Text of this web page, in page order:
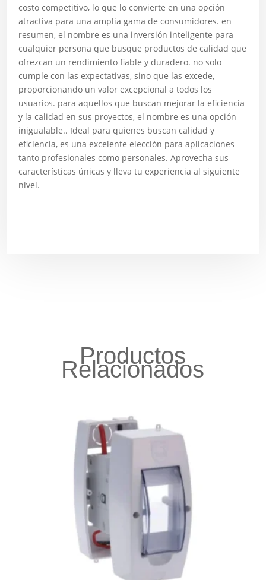
costo competitivo, lo que lo convierte en una opción
atractiva para una amplia gama de consumidores. en
resumen, el nombre es una inversión inteligente para
cualquier persona que busque productos de calidad que
ofrezcan un rendimiento fiable y duradero. no solo
cumple con las expectativas, sino que las excede,
proporcionando un valor excepcional a todos los
usuarios. para aquellos que buscan mejorar la eficiencia
y la calidad en sus proyectos, el nombre es una opción
inigualable.. Ideal para quienes buscan calidad y
eficiencia, es una excelente elección para aplicaciones
tanto profesionales como personales. Aprovecha sus
características únicas y lleva tu experiencia al siguiente
nivel.
Productos
Relacionados